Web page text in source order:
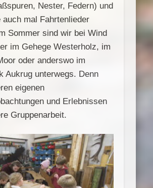
Nester, Federn) und
auch mal Fahrtenlieder
Sommer sind wir bei Wind
im Gehege Westerholz, im
oder anderswo im
Aukrug unterwegs. Denn
eigenen
und Erlebnissen
Gruppenarbeit.